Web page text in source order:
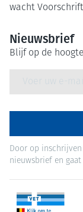
wacht Voorschrift
Nieuwsbrief
Blijf op de
Door op
nieuwsbrief en